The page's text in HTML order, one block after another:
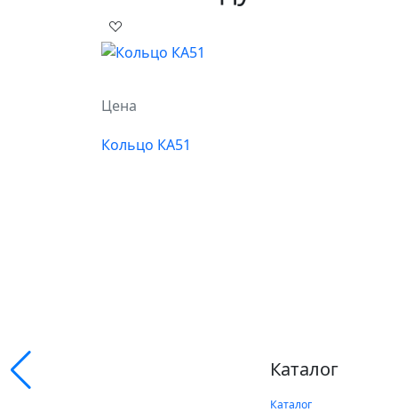
Цена
Кольцо КА51
Каталог
Каталог